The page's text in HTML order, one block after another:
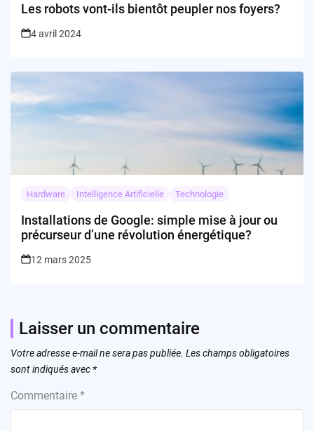
Les robots vont-ils bientôt peupler nos foyers?
4 avril 2024
Hardware Intelligence Artificielle Technologie
Installations de Google: simple mise à jour ou
précurseur d’une révolution énergétique?
12 mars 2025
Laisser un commentaire
Votre adresse e-mail ne sera pas publiée. Les champs obligatoires
sont indiqués avec *
Commentaire *